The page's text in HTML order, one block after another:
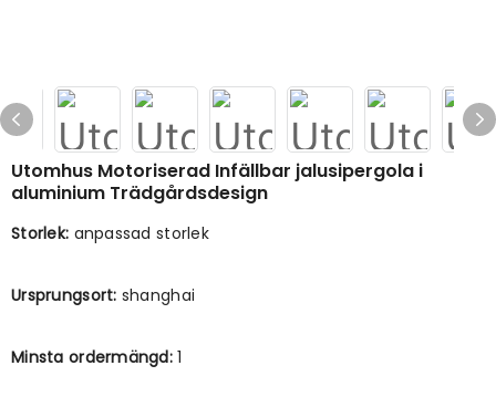
Utomhus Motoriserad Infällbar jalusipergola i
aluminium Trädgårdsdesign
Storlek: anpassad storlek
Ursprungsort: shanghai
Minsta ordermängd:1